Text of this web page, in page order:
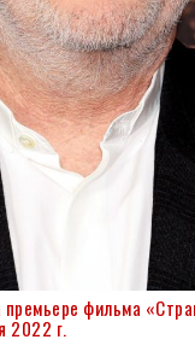
фильма
2022 г.